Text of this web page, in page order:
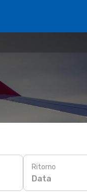
Ritorno
Data